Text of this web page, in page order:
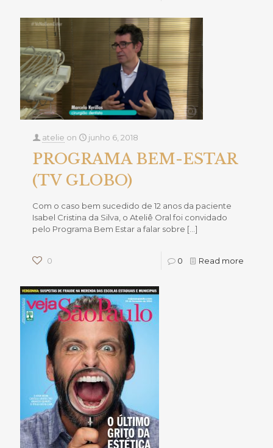
atelie on junho 6, 2018
PROGRAMA BEM-ESTAR
(TV GLOBO)
Com o caso bem sucedido de 12 anos da paciente
Isabel Cristina da Silva, o Ateliê Oral foi convidado
pelo Programa Bem Estar a falar sobre […]
0 0 Read more